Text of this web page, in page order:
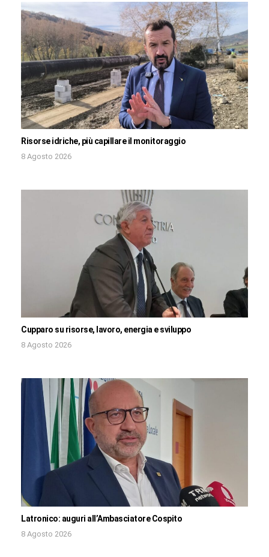
Risorse idriche, più capillare il monitoraggio
8 Agosto 2026
Cupparo su risorse, lavoro, energia e sviluppo
8 Agosto 2026
Latronico: auguri all’Ambasciatore Cospito
8 Agosto 2026